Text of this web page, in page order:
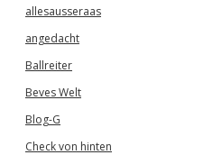
allesausseraas
angedacht
Ballreiter
Beves Welt
Blog-G
Check von hinten